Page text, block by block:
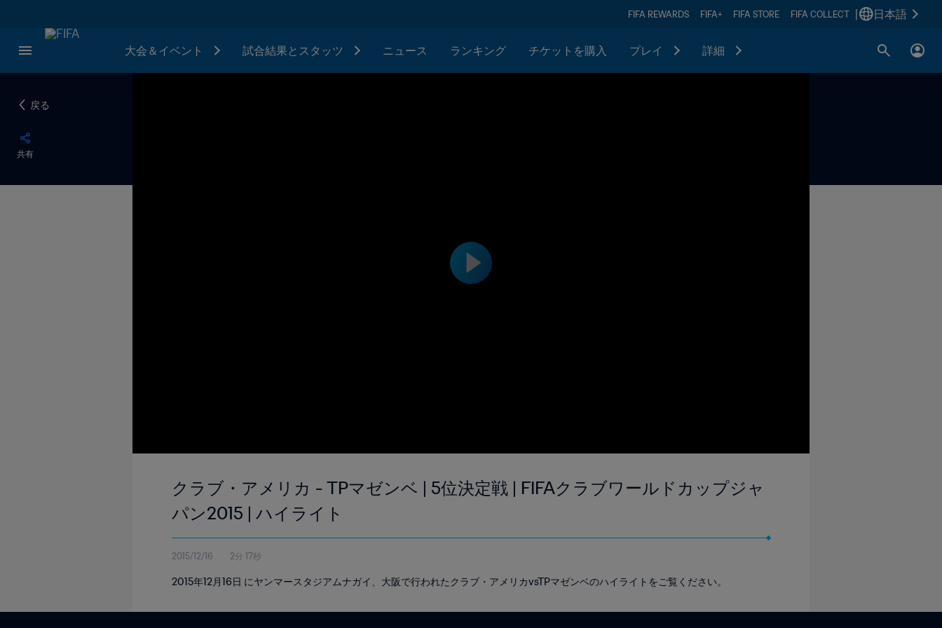
FIFA REWARDS FIFA+ FIFA STORE FIFA COLLECT 日本語
大会＆イベント 試合結果とスタッツ ニュース ランキング チケットを購入 プレイ 詳細
戻る
共有
クラブ・アメリカ - TPマゼンベ | 5位決定戦 | FIFAクラブワールドカップジャ
パン2015 | ハイライト
2015/12/16 2分 17秒
2015年12月16日 にヤンマースタジアムナガイ、大阪で行われたクラブ・アメリカvsTPマゼンベのハイライトをご覧ください。